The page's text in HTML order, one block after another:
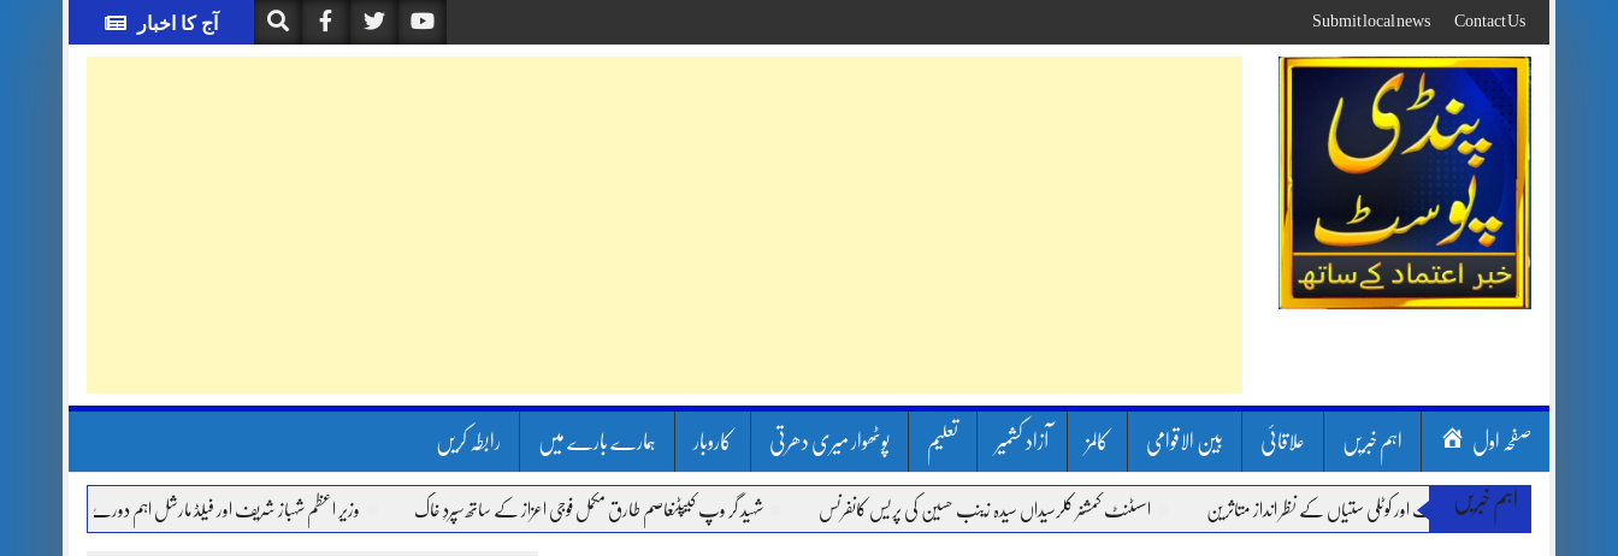
to
content
آج کا اخبار Contact Us
Submit local news
صفحہ اول اہم خبریں علاقائی بین الاقوامی کالمز آزاد کشمیر تعلیم پوٹھوار میری دھرتی کاروبار ہمارے بارے میں رابطہ کریں
اہم خبریں
سون بارشیں، لینڈ سلائیڈنگ اور کوٹلی ستیاں کے نظر انداز متاثرین اسسٹنٹ کمشنر کلرسیداں سیدہ زینب حسین کی پریس کانفرنس شہید گر وپ کیپٹنعاصم طارق مکمل فوجی اعزاز کے ساتھ سپردِ خاک وزیر اعظم شہباز شریف اور فیلڈ مارشل اہم دورے پر سعودی عرب روانہ